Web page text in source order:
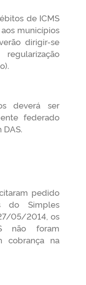
de ICMS
municípios
dirigir-se
deverá ser
federado
pedido
do Simples
05/2014, os
não foram
cobrança na